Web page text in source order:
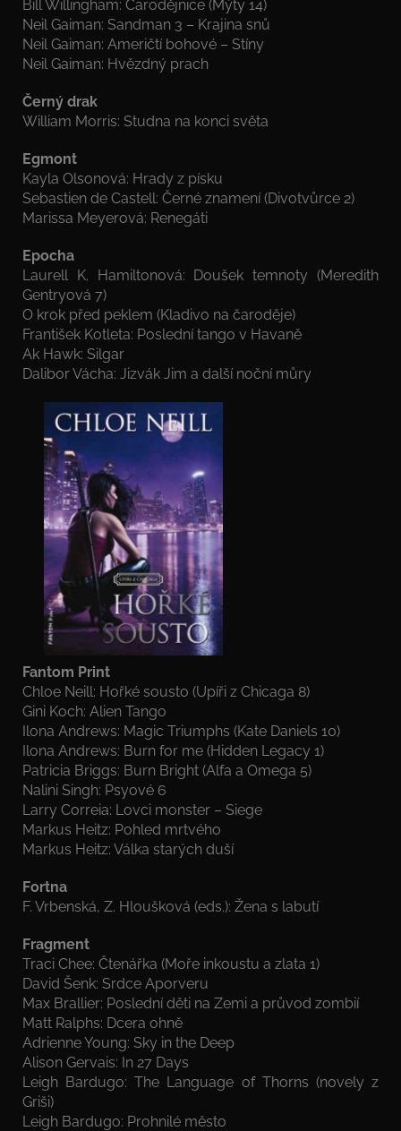
Bill Willingham: Čarodějnice (Mýty 14)
Neil Gaiman: Sandman 3 – Krajina snů
Neil Gaiman: Američtí bohové – Stíny
Neil Gaiman: Hvězdný prach
Černý drak
William Morris: Studna na konci světa
Egmont
Kayla Olsonová: Hrady z písku
Sebastien de Castell: Černé znamení (Divotvůrce 2)
Marissa Meyerová: Renegáti
Epocha
Laurell K. Hamiltonová: Doušek temnoty (Meredith
Gentryová 7)
O krok před peklem (Kladivo na čaroděje)
František Kotleta: Poslední tango v Havaně
Ak Hawk: Silgar
Dalibor Vácha: Jizvák Jim a další noční můry
Fantom Print
Chloe Neill: Hořké sousto (Upíři z Chicaga 8)
Gini Koch: Alien Tango
Ilona Andrews: Magic Triumphs (Kate Daniels 10)
Ilona Andrews: Burn for me (Hidden Legacy 1)
Patricia Briggs: Burn Bright (Alfa a Omega 5)
Nalini Singh: Psyové 6
Larry Correia: Lovci monster – Siege
Markus Heitz: Pohled mrtvého
Markus Heitz: Válka starých duší
Fortna
F. Vrbenská, Z. Hloušková (eds.): Žena s labutí
Fragment
Traci Chee: Čtenářka (Moře inkoustu a zlata 1)
David Šenk: Srdce Aporveru
Max Brallier: Poslední děti na Zemi a průvod zombií
Matt Ralphs: Dcera ohně
Adrienne Young: Sky in the Deep
Alison Gervais: In 27 Days
Leigh Bardugo: The Language of Thorns (novely z
Griši)
Leigh Bardugo: Prohnilé město